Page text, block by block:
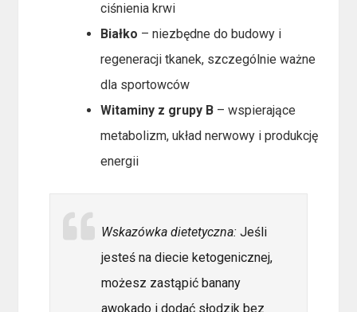
ciśnienia krwi
Białko – niezbędne do budowy i
regeneracji tkanek, szczególnie ważne
dla sportowców
Witaminy z grupy B – wspierające
metabolizm, układ nerwowy i produkcję
energii
Wskazówka dietetyczna: Jeśli
jesteś na diecie ketogenicznej,
możesz zastąpić banany
awokado i dodać słodzik bez